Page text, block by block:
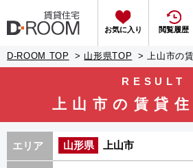
お気に入り 閲覧履歴
D-ROOM TOP 山形県TOP 上山市の
RESULT
上山市の賃貸
エリア 山形県 上山市